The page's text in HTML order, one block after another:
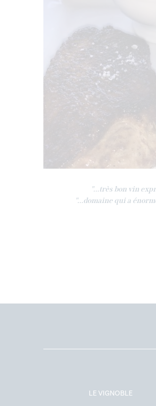
"...très bon vin
"...domaine qui a
LE VIGNOBLE